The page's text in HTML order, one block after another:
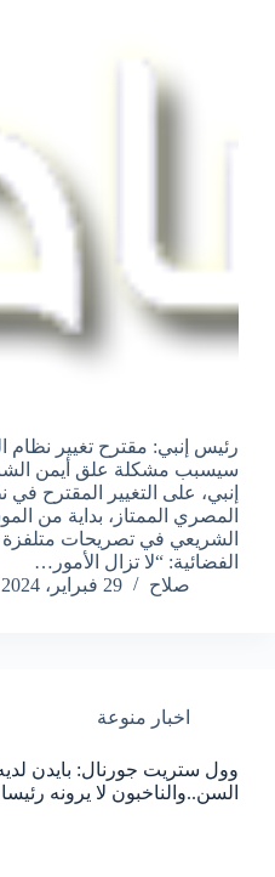
رئيس إنبي: مقترح تغيير
سيسبب مشكلة علق أيمن
إنبي، على التغيير المقترح
المصري الممتاز، بداية من
الشريعي في تصريحات متلفزة
الفضائية: “لا تزال الأمور…
صلاح
29 فبراير، 2024
اخبار منوعة
وول ستريت جورنال: بايدن
السن..والناخبون لا يرونه رئيسا